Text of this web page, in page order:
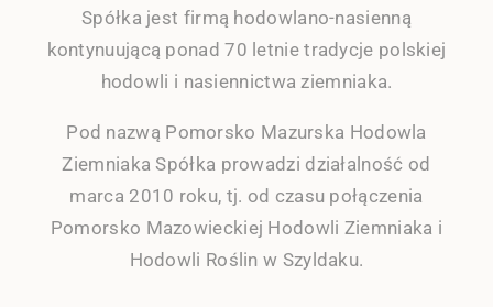
Spółka jest firmą hodowlano-nasienną
kontynuującą ponad 70 letnie tradycje polskiej
hodowli i nasiennictwa ziemniaka.
Pod nazwą Pomorsko Mazurska Hodowla
Ziemniaka Spółka prowadzi działalność od
marca 2010 roku, tj. od czasu połączenia
Pomorsko Mazowieckiej Hodowli Ziemniaka i
Hodowli Roślin w Szyldaku.